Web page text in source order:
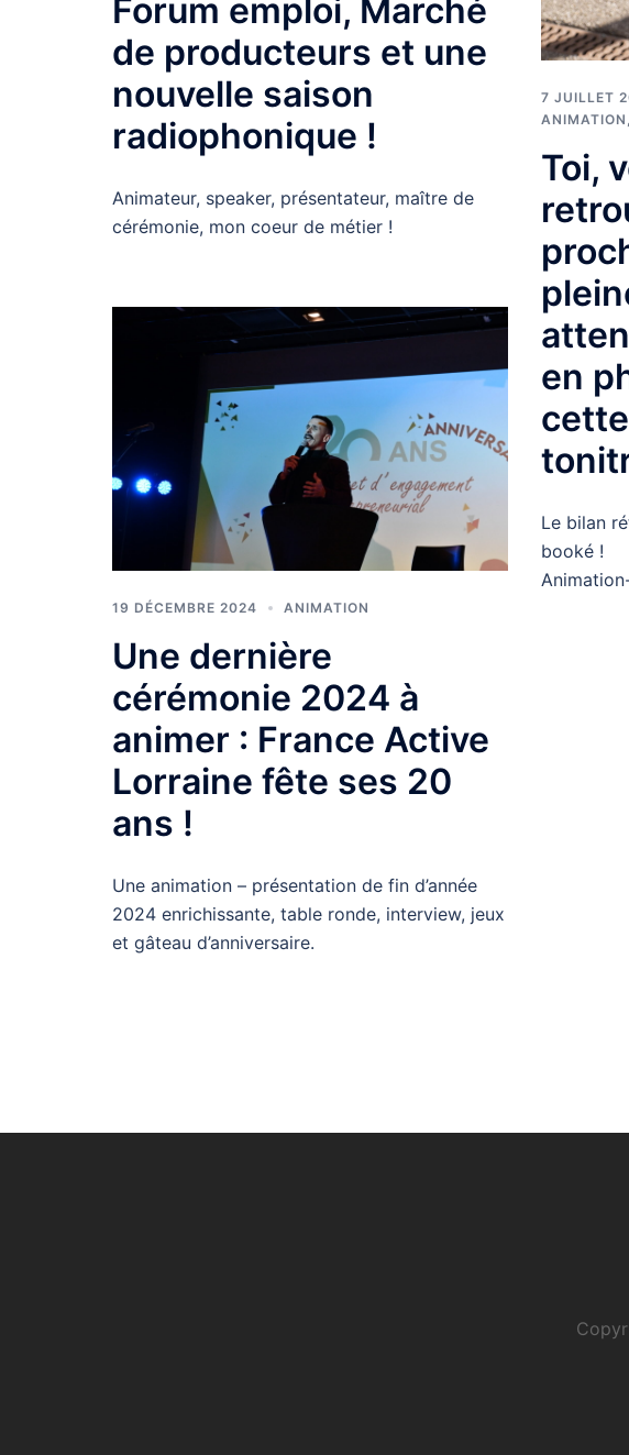
Forum emploi, Marché
de producteurs et une
nouvelle saison
radiophonique !
Animateur, speaker, présentateur, maître de
cérémonie, mon coeur de métier !
7 JUILLET
ANIMATION ,
Toi,
en
Le bilan
booké !
19 DÉCEMBRE 2024 ANIMATION
Une dernière
cérémonie 2024 à
animer : France Active
Lorraine fête ses 20
ans !
Une animation – présentation de fin d’année
2024 enrichissante, table ronde, interview, jeux
et gâteau d’anniversaire.